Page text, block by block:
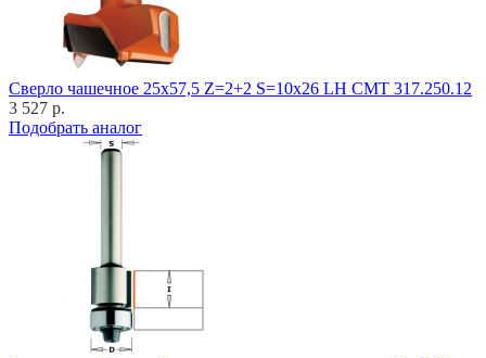
Cверло чашечное 25x57,5 Z=2+2 S=10x26 LH CMT 317.250.12
3 527 р.
Подобрать аналог